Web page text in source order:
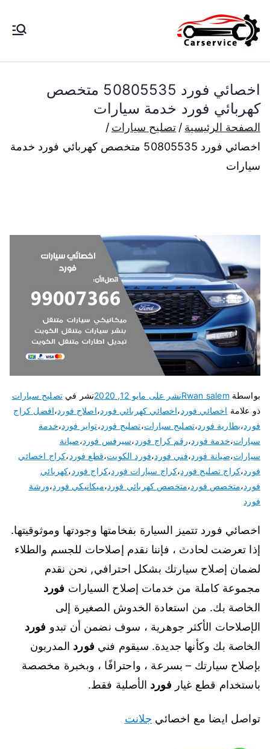
إلى
المحتوى
الكويت
بنشر متنقل الكويت كهرباء وبنشر تبديل
بارخص الاسعار
اخصائي فورد 50805535 متخصص
كهربائي فورد خدمة سيارات
الصفحة الرئيسية
تصليح سيارات
اخصائي فورد 50805535 متخصص كهربائي فورد خدمة
سيارات
بواسطة Rwan salemنشر على مايو 12, 2020 نشر فيتصليح سيارات
ذو علامة اخصائي فورد،اخصائي كهربائي فورد،اصلاح فورد،افضل كراج
فورد،بطارية فورد،تصليح سيارات،تصليح فورد،تواير فورد،خدمة
سيارات،خدمة فورد،رقم كراج فورد،سيرفس فورد،صيانة
سيارات،صيانة فورد،فني فورد،فورد الكويت،قطع فورد،كراج اخصائي
فورد،كراج تصليح فورد،كراج سيارات فورد،كراج فورد،كهربائي
فورد،متخصص فورد،متخصص كهربائي فورد،ميكانيكي فورد،ورشة
فورد
اخصائي فورد تتميز السيارة بفخامتها وجودتها وموثوقيتها.
إذا تعرضت لحادث ، فإننا نقدم إصلاحات للجسم والطلاء
لضمان إصلاح سيارتك بشكل احترافي, نحن نقدم
مجموعة كاملة من خدمات إصلاح السيارات فورد
الخاصة بك. من استعادة الخدوش الصغيرة إلى
الإصلاحات الأكثر جوهرية ، سوف نضمن أن تبدو فورد
الخاصة بك وكأنها جديدة. سيقوم فني فورد المدربون
بإصلاح سيارتك – بسرعة ، واحترافًا ، وبخبرة مخصصة
باستخدام قطع غيار فورد الأصلية فقط.
تواصل ايضا مع اخصائي جلانت